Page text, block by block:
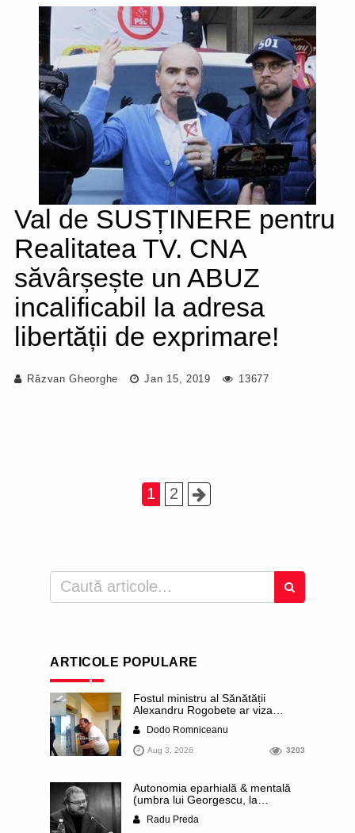
Val de SUSȚINERE pentru
Realitatea TV. CNA
săvârșește un ABUZ
incalificabil la adresa
libertății de exprimare!
Răzvan Gheorghe Jan 15, 2019 13677
1 2
ARTICOLE POPULARE
Fostul ministru al Sănătății
Alexandru Rogobete ar viza
al orașului Timișoara. Pesedistul
publică imagini demne de Coreea
de Nord cu femei din Timișoara
Dodo Romniceanu
Aug 3, 2026 3203
Autonomia eparhială & mentală
(umbra lui Georgescu, la
Radu Preda